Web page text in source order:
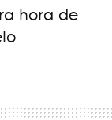
hora de